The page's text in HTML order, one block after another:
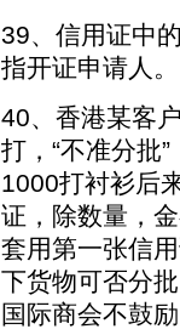
39、信用证中
指开证申请人。
40、香港某客
打，“不准分批
1000打衬衫后
证，除数量，
套用第一张信
下货物可否分
国际商会不鼓